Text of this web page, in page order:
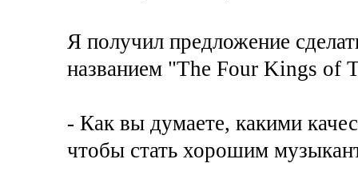
Я получил предложение
названием "The Four Kings of
- Как вы думаете, какими
чтобы стать хорошим